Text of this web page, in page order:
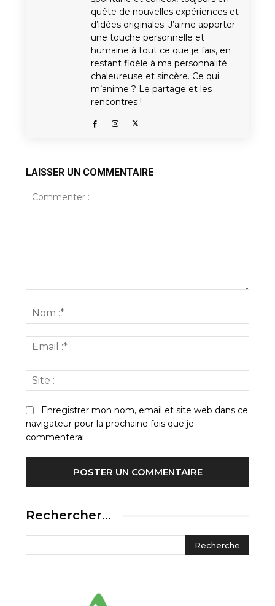
quête de nouvelles expériences et
d’idées originales. J’aime apporter
une touche personnelle et
humaine à tout ce que je fais, en
restant fidèle à ma personnalité
chaleureuse et sincère. Ce qui
m’anime ? Le partage et les
rencontres !
LAISSER UN COMMENTAIRE
:*
:*
:
Enregistrer mon nom, email et site web dans ce
navigateur pour la prochaine fois que je
commenterai.
Rechercher…